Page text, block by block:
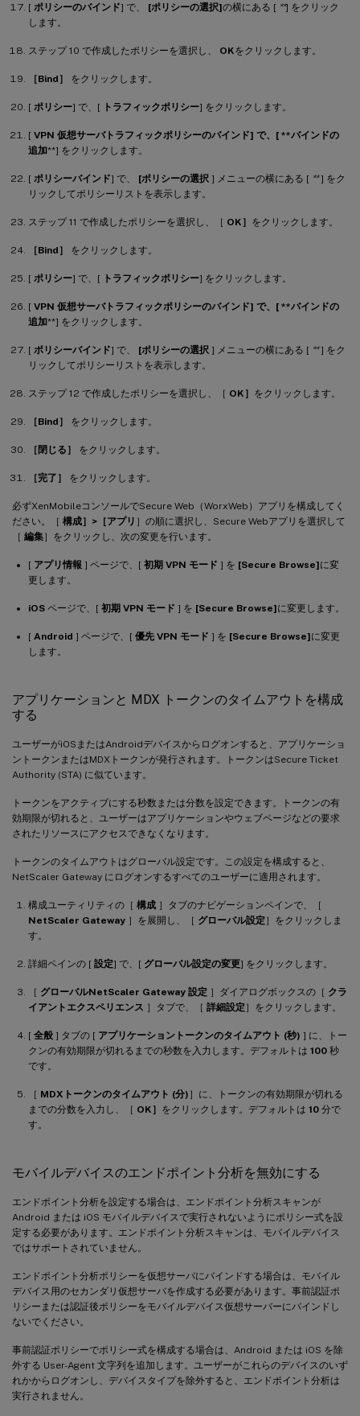
[ ポリシーのバインド] で、 [ポリシーの選択]の横にある [ **] をクリック
します。
ステップ 10 で作成したポリシーを選択し、 OKをクリックします。
［Bind］ をクリックします。
[ ポリシー] で、[ トラフィックポリシー] をクリックします。
[ VPN 仮想サーバトラフィックポリシーのバインド] で、[ **バインドの
追加**] をクリックします。
[ ポリシーバインド] で、 [ポリシーの選択 ] メニューの横にある [ **] をク
リックしてポリシーリストを表示します。
ステップ 11 で作成したポリシーを選択し、［ OK］ をクリックします。
［Bind］ をクリックします。
[ ポリシー] で、[ トラフィックポリシー] をクリックします。
[ VPN 仮想サーバトラフィックポリシーのバインド] で、[ **バインドの
追加**] をクリックします。
[ ポリシーバインド] で、 [ポリシーの選択 ] メニューの横にある [ **] をク
リックしてポリシーリストを表示します。
ステップ 12 で作成したポリシーを選択し、［ OK］ をクリックします。
［Bind］ をクリックします。
［閉じる］ をクリックします。
［完了］ をクリックします。
必ずXenMobileコンソールでSecure Web（WorxWeb）アプリを構成してく
ださい。［ 構成］>［アプリ ］の順に選択し、Secure Webアプリを選択して
［ 編集］をクリックし、次の変更を行います。
[ アプリ情報 ] ページで、[ 初期 VPN モード ] を [Secure Browse]に変
更します。
iOS ページで、[ 初期 VPN モード ] を [Secure Browse]に変更します。
[ Android ] ページで、[ 優先 VPN モード ] を [Secure Browse]に変更
します。
アプリケーションと MDX トークンのタイムアウトを構成
する
ユーザーがiOSまたはAndroidデバイスからログオンすると、アプリケーショ
ントークンまたはMDXトークンが発行されます。トークンはSecure Ticket
Authority (STA) に似ています。
トークンをアクティブにする秒数または分数を設定できます。トークンの有
効期限が切れると、ユーザーはアプリケーションやウェブページなどの要求
されたリソースにアクセスできなくなります。
トークンのタイムアウトはグローバル設定です。この設定を構成すると、
NetScaler Gateway にログオンするすべてのユーザーに適用されます。
構成ユーティリティの［ 構成 ］タブのナビゲーションペインで、［
NetScaler Gateway ］を展開し、［ グローバル設定 ］をクリックしま
す。
詳細ペインの [ 設定] で、[ グローバル設定の変更] をクリックします。
［ グローバルNetScaler Gateway 設定 ］ダイアログボックスの［ クラ
イアントエクスペリエンス ］タブで、［ 詳細設定 ］をクリックします。
[ 全般 ] タブの [ アプリケーショントークンのタイムアウト (秒) ] に、トー
クンの有効期限が切れるまでの秒数を入力します。デフォルトは 100 秒
です。
［ MDXトークンのタイムアウト (分) ］に、トークンの有効期限が切れる
までの分数を入力し、［ OK］ をクリックします。デフォルトは 10 分で
す。
モバイルデバイスのエンドポイント分析を無効にする
エンドポイント分析を設定する場合は、エンドポイント分析スキャンが
Android または iOS モバイルデバイスで実行されないようにポリシー式を設
定する必要があります。エンドポイント分析スキャンは、モバイルデバイス
ではサポートされていません。
エンドポイント分析ポリシーを仮想サーバにバインドする場合は、モバイル
デバイス用のセカンダリ仮想サーバを作成する必要があります。事前認証ポ
リシーまたは認証後ポリシーをモバイルデバイス仮想サーバーにバインドし
ないでください。
事前認証ポリシーでポリシー式を構成する場合は、Android または iOS を除
外する User-Agent 文字列を追加します。ユーザーがこれらのデバイスのいず
れかからログオンし、デバイスタイプを除外すると、エンドポイント分析は
実行されません。